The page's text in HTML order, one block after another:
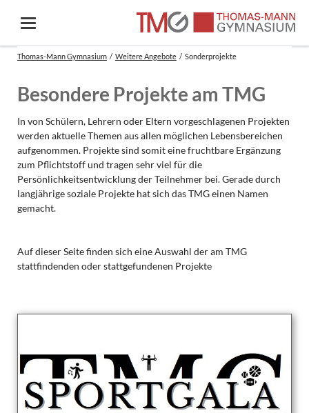
Thomas-Mann Gymnasium Weitere Angebote Sonderprojekte
Besondere Projekte am TMG
In von Schülern, Lehrern oder Eltern vorgeschlagenen Projekten
werden aktuelle Themen aus allen möglichen Lebensbereichen
aufgenommen. Projekte sind somit eine fruchtbare Ergänzung
zum Pflichtstoff und tragen sehr viel für die
Persönlichkeitsentwicklung der Teilnehmer bei. Gerade durch
langjährige soziale Projekte hat sich das TMG einen Namen
gemacht.
Auf dieser Seite finden sich eine Auswahl der am TMG
stattfindenden oder stattgefundenen Projekte